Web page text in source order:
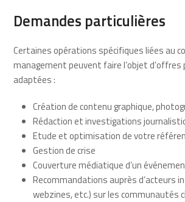
Demandes particulières
Certaines opérations spécifiques liées au
management peuvent faire l’objet
adaptées :
Création de contenu graphique,
Rédaction et investigations
Etude et optimisation de votre
Gestion de crise
Couverture médiatique d’un
Recommandations auprès d’acteurs
webzines, etc.) sur les communautés